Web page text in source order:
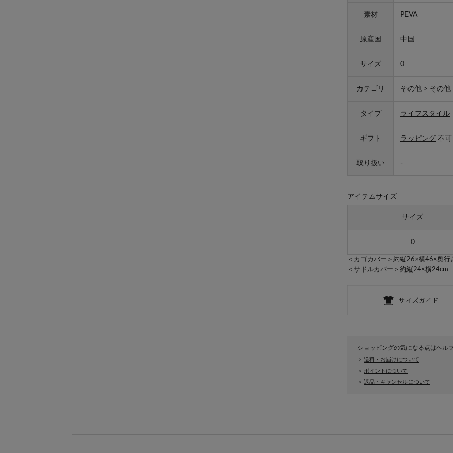
素材 PEVA
原産国 中国
サイズ 0
カテゴリ その他 > その他
タイプ ライフスタイル
ギフト ラッピング 不可
取り扱い -
アイテムサイズ
サイズ
0
＜カゴカバー＞約縦26×横46×奥行
＜サドルカバー＞約縦24×横24cm
ショッピングの気になる点はヘル
> 送料・お届けについて
> ポイントについて
> 返品・キャンセルについて